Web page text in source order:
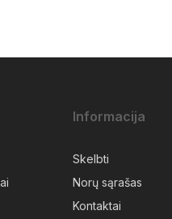
Informacija
Skelbti
Norų sąrašas
Kontaktai